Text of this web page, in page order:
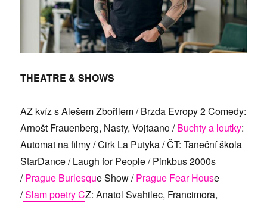
THEATRE & SHOWS
AZ kvíz s Alešem Zbořilem / Brzda Evropy 2 Comedy:
Arnošt Frauenberg, Nasty, Vojtaano /Buchty a loutky:
Automat na filmy / Cirk La Putyka / ČT: Taneční škola
StarDance / Laugh for People / Pinkbus 2000s
/Prague Burlesque Show /Prague Fear House
/Slam poetry CZ: Anatol Svahilec, Francimora,